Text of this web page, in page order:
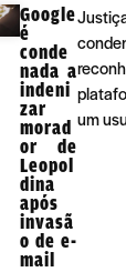
Google
é
conde
nada a
indeni
zar
morad
or de
Leopol
dina
após
invasã
o de e-
mail
um